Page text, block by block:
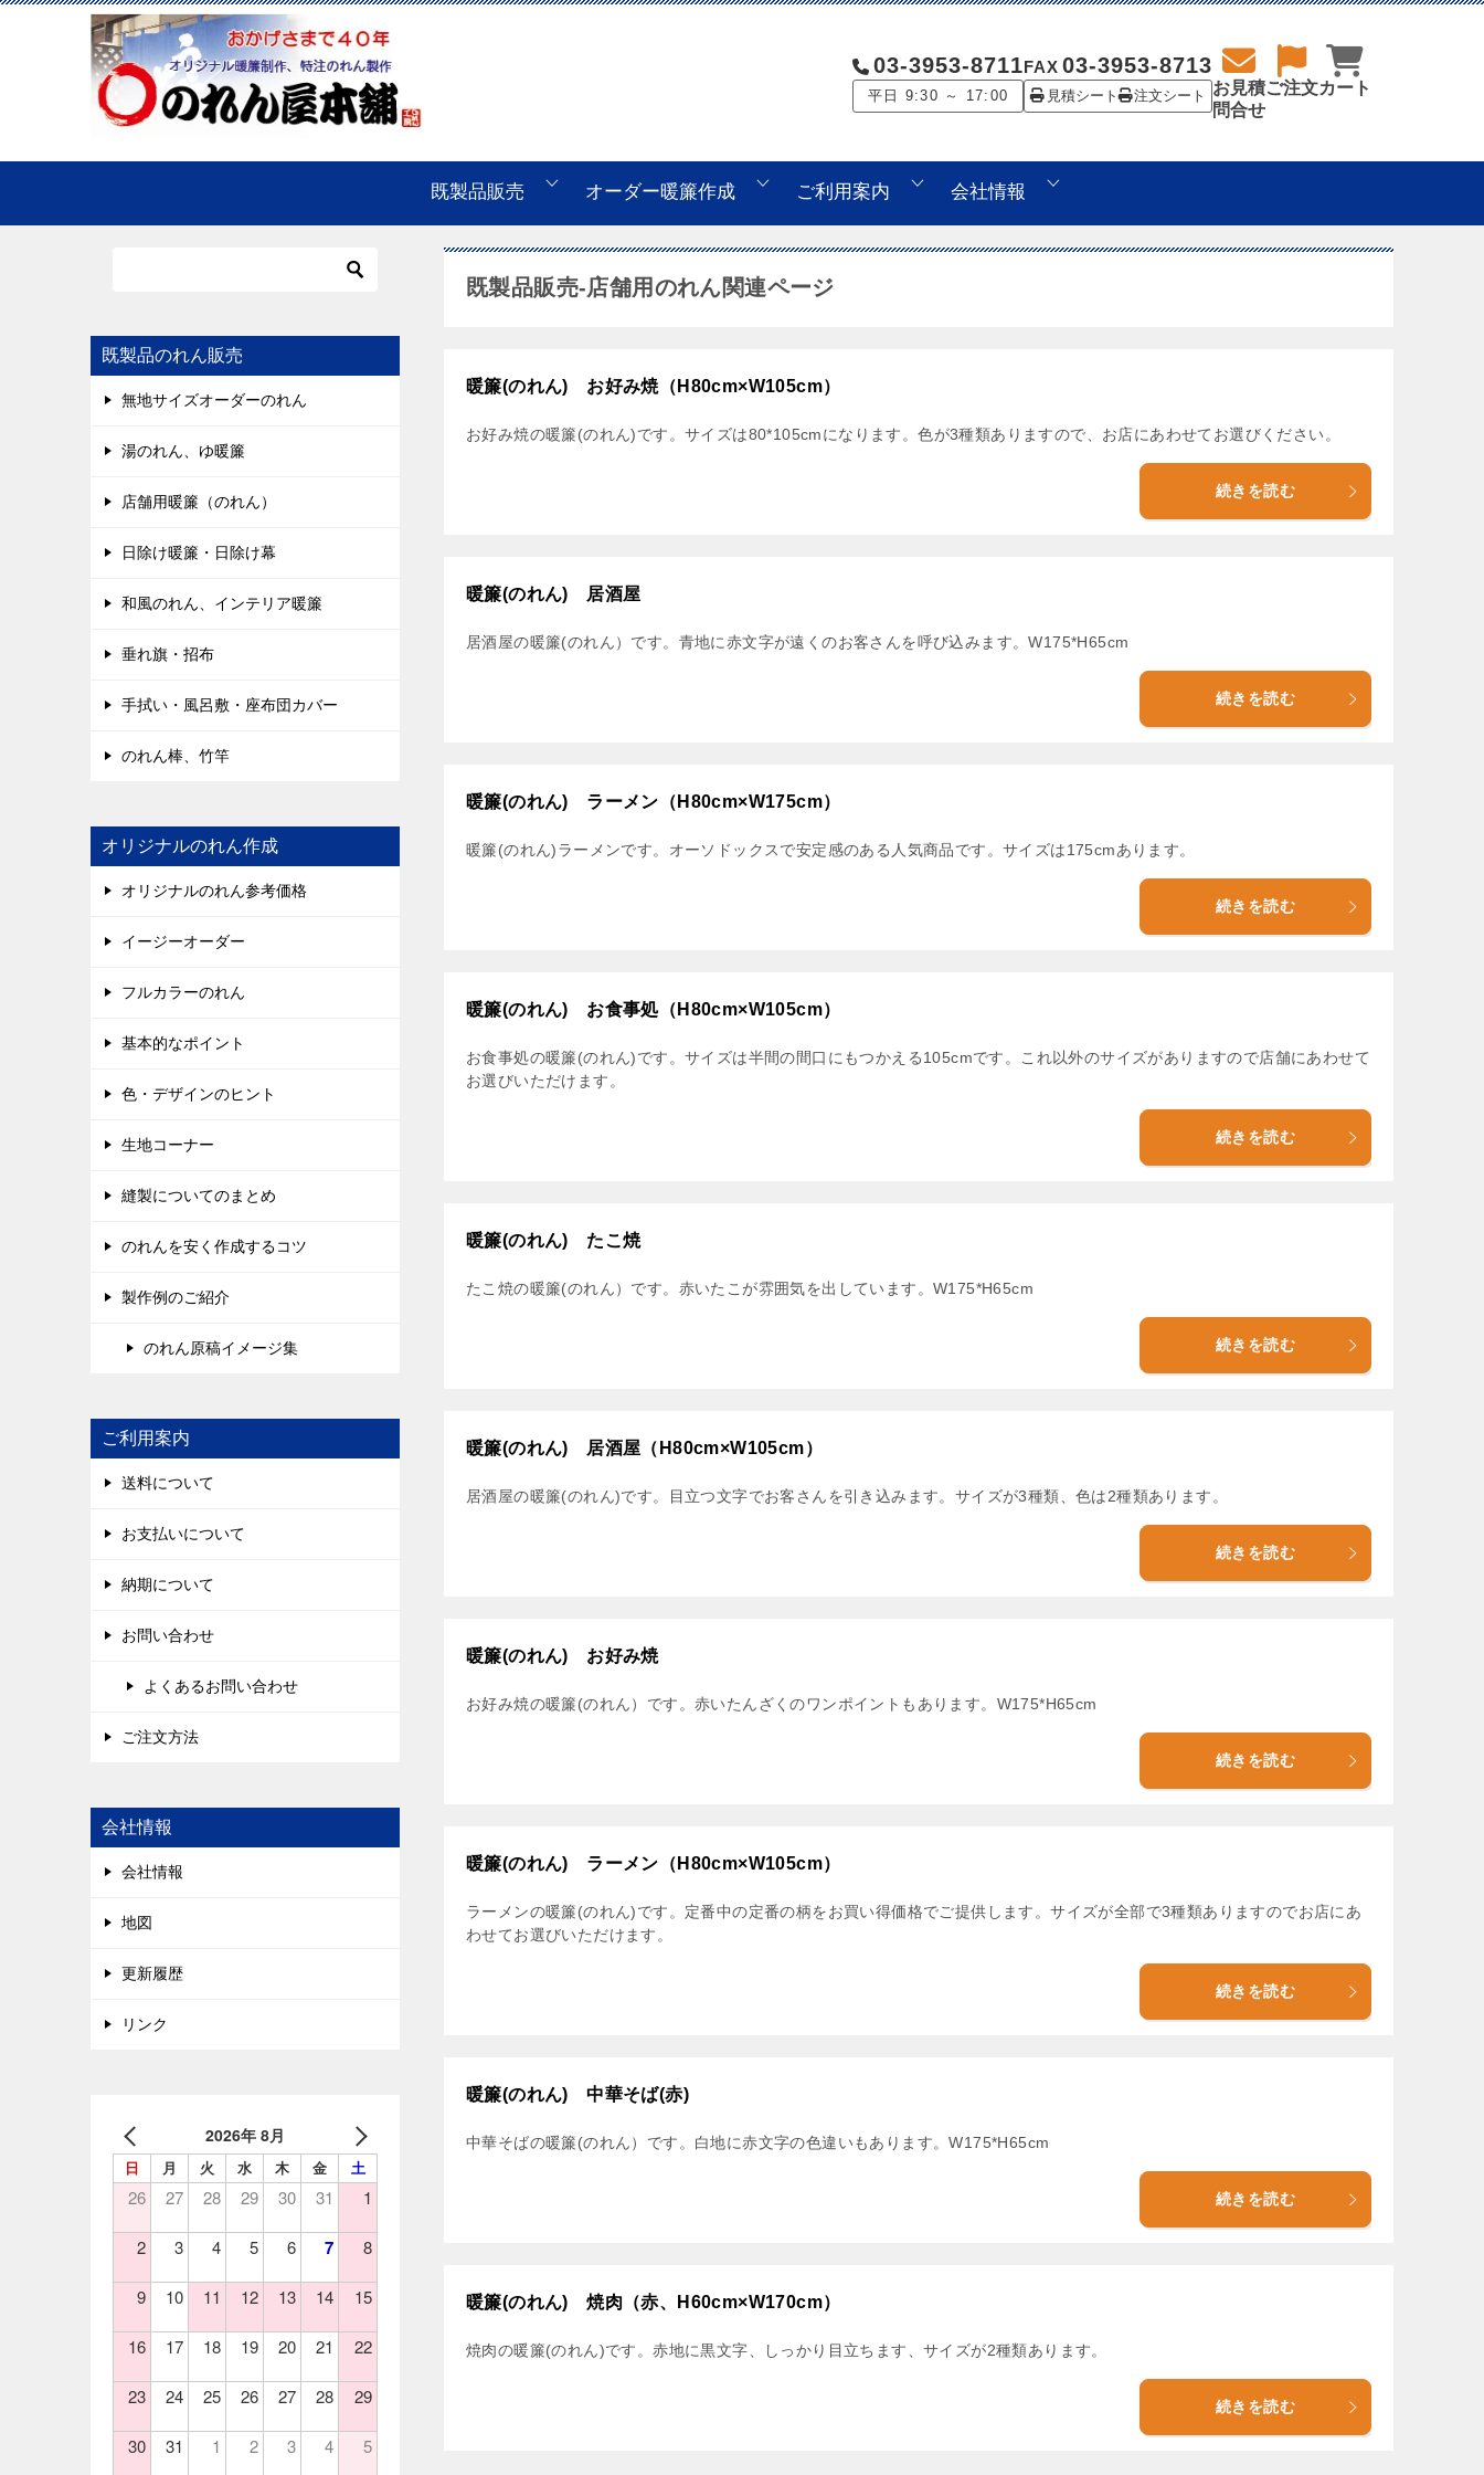
03-3953-8711
平日 9:30 ～ 17:00
FAX 03-3953-8713
見積シート 注文シート
お見積
問合せ
ご注文カート
既製品販売 オーダー暖簾作成 ご利用案内 会社情報
既製品販売-店舗用のれん関連ページ
暖簾(のれん) お好み焼（H80cm×W105cm）
お好み焼の暖簾(のれん)です。サイズは80*105cmになります。色が3種類ありますので、お店にあわせてお選びください。
続きを読む
暖簾(のれん) 居酒屋
居酒屋の暖簾(のれん）です。青地に赤文字が遠くのお客さんを呼び込みます。W175*H65cm
続きを読む
暖簾(のれん) ラーメン（H80cm×W175cm）
暖簾(のれん)ラーメンです。オーソドックスで安定感のある人気商品です。サイズは175cmあります。
続きを読む
暖簾(のれん) お食事処（H80cm×W105cm）
お食事処の暖簾(のれん)です。サイズは半間の間口にもつかえる105cmです。これ以外のサイズがありますので店舗にあわせて
お選びいただけます。
続きを読む
暖簾(のれん) たこ焼
たこ焼の暖簾(のれん）です。赤いたこが雰囲気を出しています。W175*H65cm
続きを読む
暖簾(のれん) 居酒屋（H80cm×W105cm）
居酒屋の暖簾(のれん)です。目立つ文字でお客さんを引き込みます。サイズが3種類、色は2種類あります。
続きを読む
暖簾(のれん) お好み焼
お好み焼の暖簾(のれん）です。赤いたんざくのワンポイントもあります。W175*H65cm
続きを読む
暖簾(のれん) ラーメン（H80cm×W105cm）
ラーメンの暖簾(のれん)です。定番中の定番の柄をお買い得価格でご提供します。サイズが全部で3種類ありますのでお店にあ
わせてお選びいただけます。
続きを読む
暖簾(のれん) 中華そば(赤)
中華そばの暖簾(のれん）です。白地に赤文字の色違いもあります。W175*H65cm
続きを読む
暖簾(のれん) 焼肉（赤、H60cm×W170cm）
焼肉の暖簾(のれん)です。赤地に黒文字、しっかり目立ちます、サイズが2種類あります。
続きを読む
既製品のれん販売
無地サイズオーダーのれん
湯のれん、ゆ暖簾
店舗用暖簾（のれん）
日除け暖簾・日除け幕
和風のれん、インテリア暖簾
垂れ旗・招布
手拭い・風呂敷・座布団カバー
のれん棒、竹竿
オリジナルのれん作成
オリジナルのれん参考価格
イージーオーダー
フルカラーのれん
基本的なポイント
色・デザインのヒント
生地コーナー
縫製についてのまとめ
のれんを安く作成するコツ
製作例のご紹介
のれん原稿イメージ集
ご利用案内
送料について
お支払いについて
納期について
お問い合わせ
よくあるお問い合わせ
ご注文方法
会社情報
会社情報
地図
更新履歴
リンク
2026年 8月
日 月 火 水 木 金 土
26 27 28 29 30 31 1
2 3 4 5 6 7 8
9 10 11 12 13 14 15
16 17 18 19 20 21 22
23 24 25 26 27 28 29
30 31 1 2 3 4 5